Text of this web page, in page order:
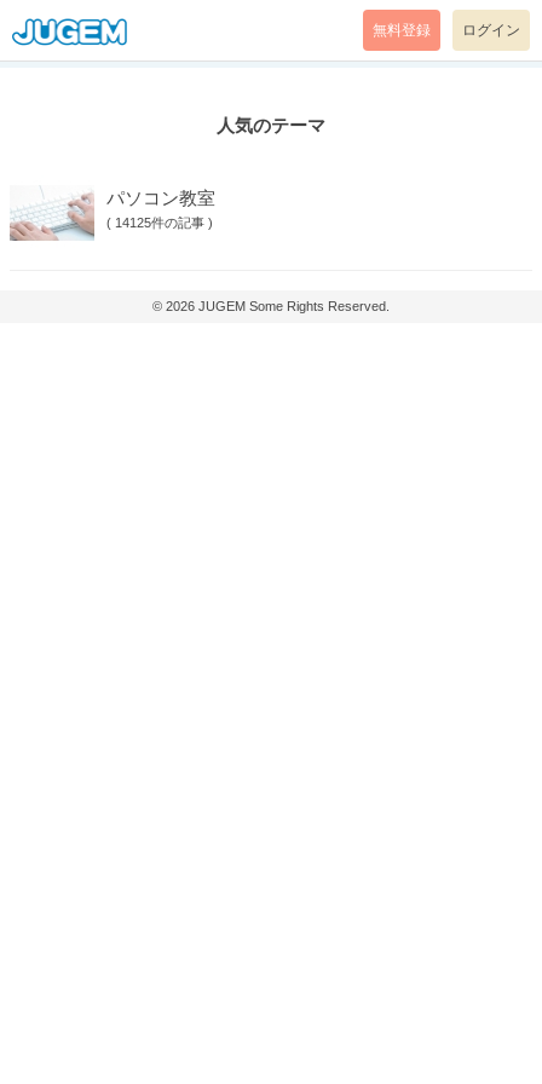
無料登録 ログイン
人気のテーマ
パソコン教室
( 14125件の記事 )
© 2026 JUGEM Some Rights Reserved.